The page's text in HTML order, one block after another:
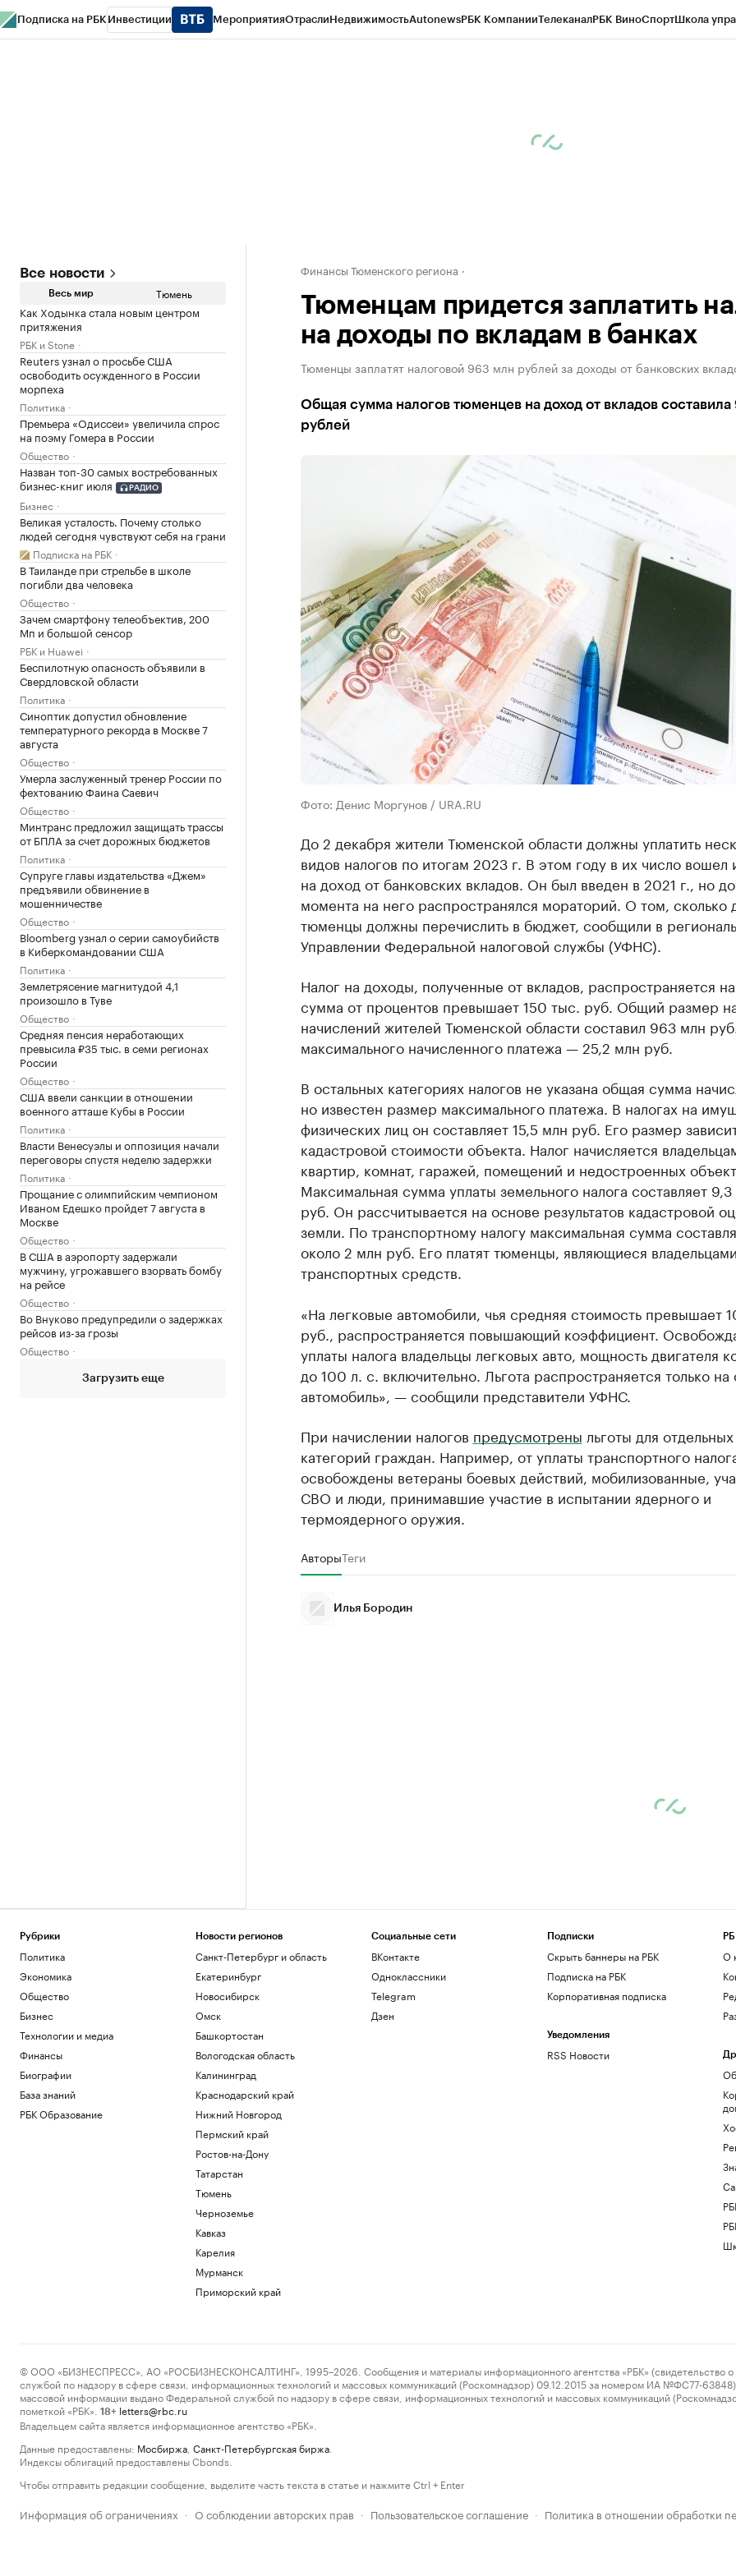
Подписка на РБК Инвестиции МероприятияОтраслиНедвижимостьAutonewsРБК КомпанииТелеканалРБК ВиноСпортШкола
Все новости
Весь мир Тюмень
Как Ходынка стала новым центром
притяжения
РБК и Stone
Reuters узнал о просьбе США
освободить осужденного в России
морпеха
Политика
Премьера «Одиссеи» увеличила спрос
на поэму Гомера в России
Общество
Назван топ-30 самых востребованных
бизнес-книг июля
РАДИО
Бизнес
Великая усталость. Почему столько
людей сегодня чувствуют себя на грани
Подписка на РБК
В Таиланде при стрельбе в школе
погибли два человека
Общество
Зачем смартфону телеобъектив, 200
Мп и большой сенсор
РБК и Huawei
Беспилотную опасность объявили в
Свердловской области
Политика
Синоптик допустил обновление
температурного рекорда в Москве 7
августа
Общество
Умерла заслуженный тренер России по
фехтованию Фаина Саевич
Общество
Минтранс предложил защищать трассы
от БПЛА за счет дорожных бюджетов
Политика
Супруге главы издательства «Джем»
предъявили обвинение в
мошенничестве
Общество
Bloomberg узнал о серии самоубийств
в Киберкомандовании США
Политика
Землетрясение магнитудой 4,1
произошло в Туве
Общество
Средняя пенсия неработающих
превысила ₽35 тыс. в семи регионах
России
Общество
США ввели санкции в отношении
военного атташе Кубы в России
Политика
Власти Венесуэлы и оппозиция начали
переговоры спустя неделю задержки
Политика
Прощание с олимпийским чемпионом
Иваном Едешко пройдет 7 августа в
Москве
Общество
В США в аэропорту задержали
мужчину, угрожавшего взорвать бомбу
на рейсе
Общество
Во Внуково предупредили о задержках
рейсов из-за грозы
Общество
Загрузить еще
Финансы Тюменского региона
Тюменцам придется заплатить
на доходы по вкладам в банках
Тюменцы заплатят налоговой 963 млн рублей за доходы от банковских
Общая сумма налогов тюменцев на доход от вкладов
рублей
Фото: Денис Моргунов / URA.RU
До 2 декабря жители Тюменской области должны уплатить
видов налогов по итогам 2023 г. В этом году в их число вошел
на доход от банковских вкладов. Он был введен в 2021 г., но
момента на него распространялся мораторий. О том, сколько
тюменцы должны перечислить в бюджет, сообщили в
Управлении Федеральной налоговой службы (УФНС).
Налог на доходы, полученные от вкладов, распространяется
сумма от процентов превышает 150 тыс. руб. Общий размер
начислений жителей Тюменской области составил 963 млн
максимального начисленного платежа — 25,2 млн руб.
В остальных категориях налогов не указана общая сумма
но известен размер максимального платежа. В налогах на
физических лиц он составляет 15,5 млн руб. Его размер
кадастровой стоимости объекта. Налог начисляется
квартир, комнат, гаражей, помещений и недостроенных
Максимальная сумма уплаты земельного налога составляет
руб. Он рассчитывается на основе результатов кадастровой
земли. По транспортному налогу максимальная сумма
около 2 млн руб. Его платят тюменцы, являющиеся владельцами
транспортных средств.
«На легковые автомобили, чья средняя стоимость превышает
руб., распространяется повышающий коэффициент.
уплаты налога владельцы легковых авто, мощность двигателя
до 100 л. с. включительно. Льгота распространяется только на
автомобиль», — сообщили представители УФНС.
При начислении налогов предусмотрены льготы для отдельных
категорий граждан. Например, от уплаты транспортного
освобождены ветераны боевых действий, мобилизованные,
СВО и люди, принимавшие участие в испытании ядерного и
термоядерного оружия.
АвторыТеги
Илья Бородин
Рубрики
Политика
Экономика
Общество
Бизнес
Технологии и медиа
Финансы
Биографии
База знаний
РБК Образование
Новости регионов
Санкт-Петербург и область
Екатеринбург
Новосибирск
Омск
Башкортостан
Вологодская область
Калининград
Краснодарский край
Нижний Новгород
Пермский край
Ростов-на-Дону
Татарстан
Тюмень
Черноземье
Кавказ
Карелия
Мурманск
Приморский край
Социальные сети
ВКонтакте
Одноклассники
Telegram
Дзен
Подписки
Скрыть баннеры на РБК
Подписка на РБК
Корпоративная подписка
Уведомления
RSS Новости
О
© ООО «БИЗНЕСПРЕСС», АО «РОСБИЗНЕСКОНСАЛТИНГ», 1995–2026. Сообщения и материалы информационного агентства «РБК» (свидетельство о
службой по надзору в сфере связи, информационных технологий и массовых коммуникаций (Роскомнадзор) 09.12.2015 за номером ИА №ФС77-63848)
массовой информации выдано Федеральной службой по надзору в сфере связи, информационных технологий и массовых коммуникаций
пометкой «РБК».
18+ letters@rbc.ru
Владельцем сайта является информационное агентство «РБК».
Данные предоставлены: Мосбиржа Санкт-Петербургская биржа
Индексы облигаций предоставлены Cbonds.
Чтобы отправить редакции сообщение, выделите часть текста в статье и нажмите Ctrl + Enter
Информация об ограничениях · О соблюдении авторских прав · Пользовательское соглашение · Политика в отношении обработки